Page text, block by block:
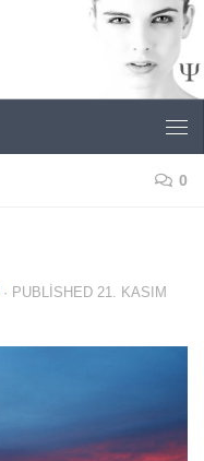
0
· PUBLISHED 21. KASIM